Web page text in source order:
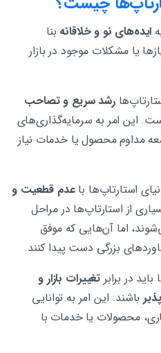
ایده‌های نو و خلاقانه بنا
یا مشکلات موجود در بازار
رشد سریع و تصاحب
این امر به سرمایه‌گذاری‌های
مداوم محصول یا خدمات نیاز
استارتاپ‌ها باعدم قطعیت و
از استارتاپ‌ها در مراحل
اما آن‌هایی که موفق
بزرگی دست پیدا کنند.
در برابر تغییرات بازار و
باشند. این امر به توانایی
محصولات یا خدمات با